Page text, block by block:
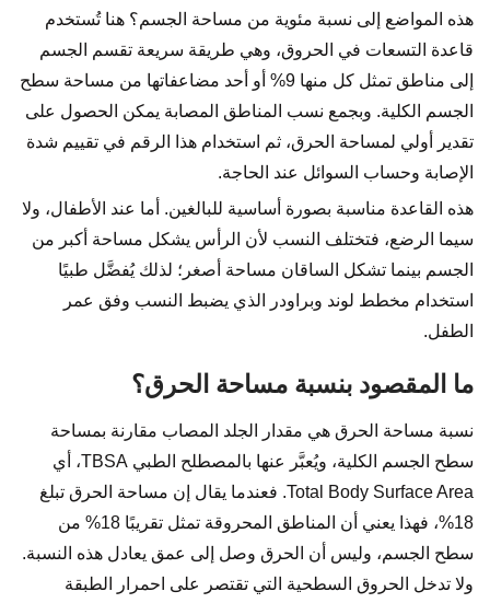
هذه المواضع إلى نسبة مئوية من مساحة الجسم؟ هنا تُستخدم
قاعدة التسعات في الحروق، وهي طريقة سريعة تقسم الجسم
إلى مناطق تمثل كل منها 9% أو أحد مضاعفاتها من مساحة سطح
الجسم الكلية. وبجمع نسب المناطق المصابة يمكن الحصول على
تقدير أولي لمساحة الحرق، ثم استخدام هذا الرقم في تقييم شدة
الإصابة وحساب السوائل عند الحاجة.
هذه القاعدة مناسبة بصورة أساسية للبالغين. أما عند الأطفال، ولا
سيما الرضع، فتختلف النسب لأن الرأس يشكل مساحة أكبر من
الجسم بينما تشكل الساقان مساحة أصغر؛ لذلك يُفضَّل طبيًا
استخدام مخطط لوند وبراودر الذي يضبط النسب وفق عمر
الطفل.
ما المقصود بنسبة مساحة الحرق؟
نسبة مساحة الحرق هي مقدار الجلد المصاب مقارنة بمساحة
سطح الجسم الكلية، ويُعبَّر عنها بالمصطلح الطبي TBSA، أي
Total Body Surface Area. فعندما يقال إن مساحة الحرق تبلغ
18%، فهذا يعني أن المناطق المحروقة تمثل تقريبًا 18% من
سطح الجسم، وليس أن الحرق وصل إلى عمق يعادل هذه النسبة.
ولا تدخل الحروق السطحية التي تقتصر على احمرار الطبقة